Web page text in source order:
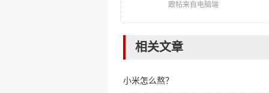
跟帖来自电脑端
相关文章
小米怎么熬？